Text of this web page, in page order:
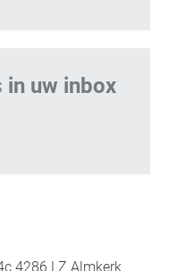
in uw inbox
4286 LZ Almkerk